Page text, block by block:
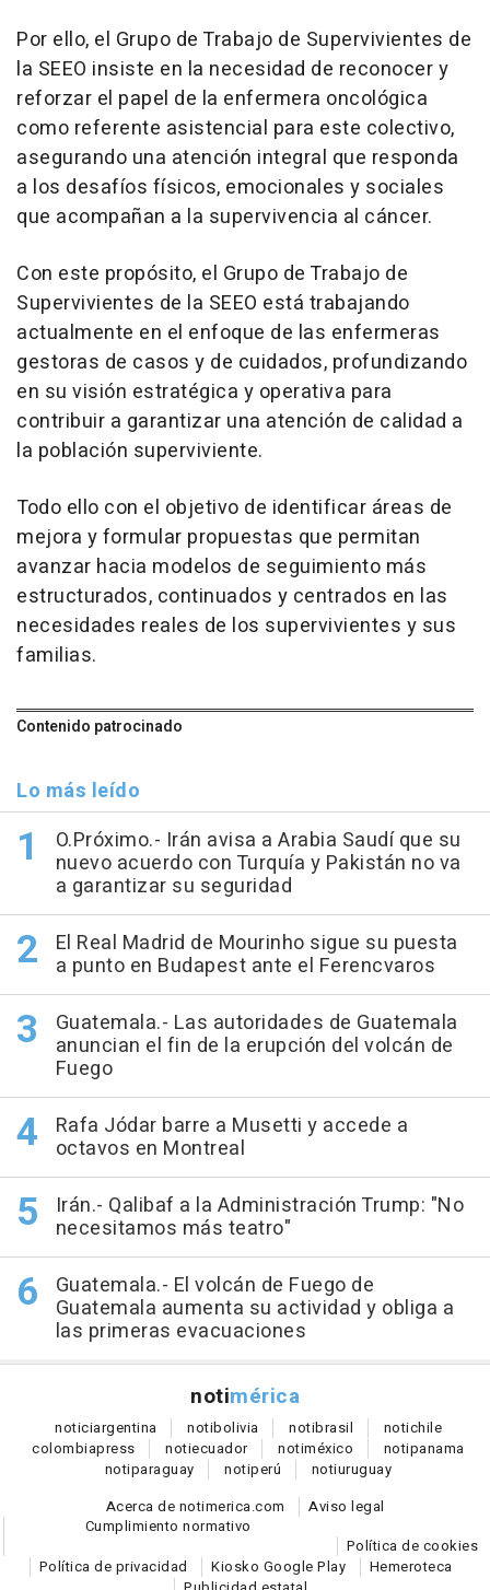
Por ello, el Grupo de Trabajo de Supervivientes de
la SEEO insiste en la necesidad de reconocer y
reforzar el papel de la enfermera oncológica
como referente asistencial para este colectivo,
asegurando una atención integral que responda
a los desafíos físicos, emocionales y sociales
que acompañan a la supervivencia al cáncer.
Con este propósito, el Grupo de Trabajo de
Supervivientes de la SEEO está trabajando
actualmente en el enfoque de las enfermeras
gestoras de casos y de cuidados, profundizando
en su visión estratégica y operativa para
contribuir a garantizar una atención de calidad a
la población superviviente.
Todo ello con el objetivo de identificar áreas de
mejora y formular propuestas que permitan
avanzar hacia modelos de seguimiento más
estructurados, continuados y centrados en las
necesidades reales de los supervivientes y sus
familias.
Contenido patrocinado
Lo más leído
O.Próximo.- Irán avisa a Arabia Saudí que su
nuevo acuerdo con Turquía y Pakistán no va
a garantizar su seguridad
El Real Madrid de Mourinho sigue su puesta
a punto en Budapest ante el Ferencvaros
Guatemala.- Las autoridades de Guatemala
anuncian el fin de la erupción del volcán de
Fuego
Rafa Jódar barre a Musetti y accede a
octavos en Montreal
Irán.- Qalibaf a la Administración Trump: "No
necesitamos más teatro"
Guatemala.- El volcán de Fuego de
Guatemala aumenta su actividad y obliga a
las primeras evacuaciones
notimérica
noticiargentina notibolivia notibrasil notichile
colombiapress notiecuador notiméxico notipanama
notiparaguay notiperú notiuruguay
Acerca de notimerica.com
Aviso legal
Cumplimiento normativo
Política de cookies
Política de privacidad
Kiosko Google Play
Hemeroteca